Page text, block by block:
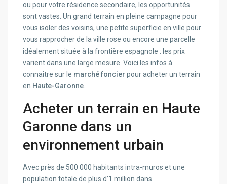
ou pour votre résidence secondaire, les opportunités
sont vastes. Un grand terrain en pleine campagne pour
vous isoler des voisins, une petite superficie en ville pour
vous rapprocher de la ville rose ou encore une parcelle
idéalement située à la frontière espagnole : les prix
varient dans une large mesure. Voici les infos à
connaître sur le marché foncier pour acheter un terrain
en Haute-Garonne.
Acheter un terrain en Haute
Garonne dans un
environnement urbain
Avec près de 500 000 habitants intra-muros et une
population totale de plus d’1 million dans